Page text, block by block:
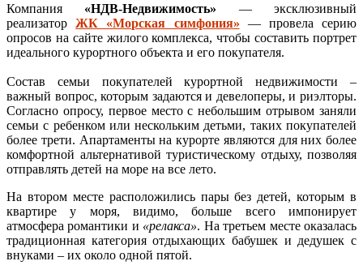
Компания «НДВ-Недвижимость» — эксклюзивный
реализаторЖК «Морская симфония» — провела серию
опросов на сайте жилого комплекса, чтобы составить портрет
идеального курортного объекта и его покупателя.
Состав семьи покупателей курортной недвижимости –
важный вопрос, которым задаются и девелоперы, и риэлторы.
Согласно опросу, первое место с небольшим отрывом заняли
семьи с ребенком или нескольким детьми, таких покупателей
более трети. Апартаменты на курорте являются для них более
комфортной альтернативой туристическому отдыху, позволяя
отправлять детей на море на все лето.
На втором месте расположились пары без детей, которым в
квартире у моря, видимо, больше всего импонирует
атмосфера романтики и «релакса». На третьем месте оказалась
традиционная категория отдыхающих бабушек и дедушек с
внуками – их около одной пятой.